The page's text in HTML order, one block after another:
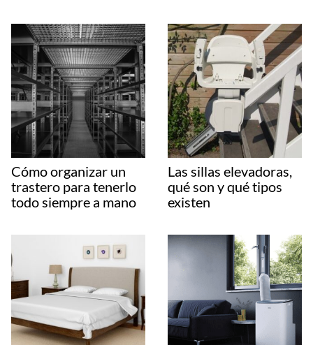
Cómo organizar un
trastero para tenerlo
todo siempre a mano
Las sillas elevadoras,
qué son y qué tipos
existen